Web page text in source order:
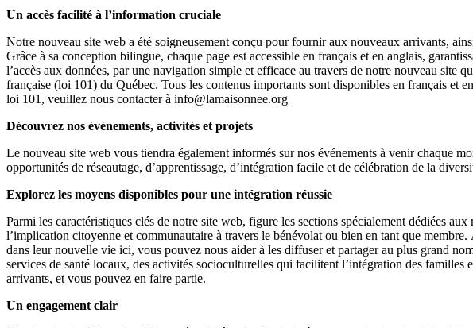
Un accès facilité à l’information cruciale
Notre nouveau site web a été soigneusement conçu pour fournir aux nouveaux arrivants,
Grâce à sa conception bilingue, chaque page est accessible en français et en anglais,
l’accès aux données, par une navigation simple et efficace au travers de notre nouveau site
française (loi 101) du Québec. Tous les contenus importants sont disponibles en français et
loi 101, veuillez nous contacter à info@lamaisonnee.org
Découvrez nos événements, activités et projets
Le nouveau site web vous tiendra également informés sur nos événements à venir chaque
opportunités de réseautage, d’apprentissage, d’intégration facile et de célébration de la
Explorez les moyens disponibles pour une intégration réussie
Parmi les caractéristiques clés de notre site web, figure les sections spécialement dédiées aux
l’implication citoyenne et communautaire à travers le bénévolat ou bien en tant que
dans leur nouvelle vie ici, vous pouvez nous aider à les diffuser et partager au plus grand
services de santé locaux, des activités socioculturelles qui facilitent l’intégration des
arrivants, et vous pouvez en faire partie.
Un engagement clair